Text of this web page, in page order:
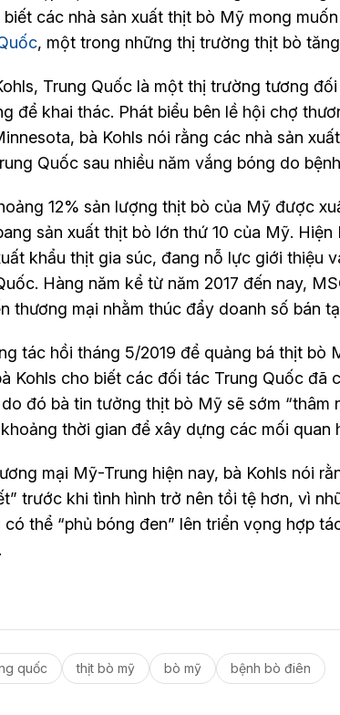
các nhà sản xuất thịt bò Mỹ mong
, một trong những thị trường thịt bò
Trung Quốc là một thị trường tương
để khai thác. Phát biểu bên lề hội chợ
bà Kohls nói rằng các nhà sản
Quốc sau nhiều năm vắng bóng do
12% sản lượng thịt bò của Mỹ được
sản xuất thịt bò lớn thứ 10 của Mỹ.
khẩu thịt gia súc, đang nỗ lực giới thiệu
Hàng năm kể từ năm 2017 đến nay,
thương mại nhằm thúc đẩy doanh số bán
tác hồi tháng 5/2019 để quảng bá thịt bò
Kohls cho biết các đối tác Trung Quốc đã
đó bà tin tưởng thịt bò Mỹ sẽ sớm “thâm
thời gian để xây dựng các mối quan
mại Mỹ-Trung hiện nay, bà Kohls nói
trước khi tình hình trở nên tồi tệ hơn, vì
thể “phủ bóng đen” lên triển vọng hợp
quốc thịt bò mỹ bò mỹ bệnh bò điên